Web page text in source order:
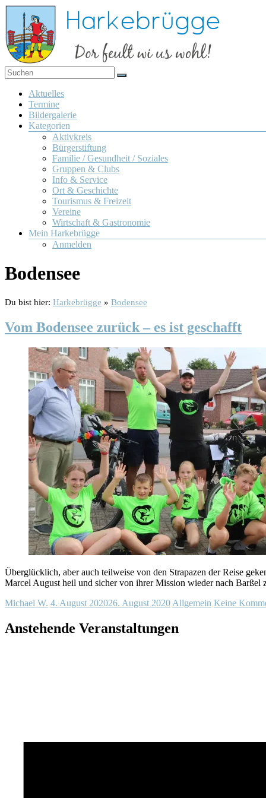
Zum
Inhalt
springen
Harkebrügge
Dor
feult
wi us
wohl!
Menü
Aktuelles
Termine
Bildergalerie
Kategorien
Aktivkreis
Bürgerstiftung
Familie / Gesundheit / Soziales
Gruppen & Clubs
Info & Service
Ort & Geschichte
Tourismus & Freizeit
Vereine
Wirtschaft & Gastronomie
Mein Harkebrügge
Anmelden
Bodensee
Du bist hier: Harkebrügge » Bodensee
Vom Bodensee zurück – es ist geschafft
Überglücklich, aber auch teilweise von den Strapazen der Reise
Marcel August heil und sicher von ihrer Mission wieder nach Barßel
Michael W. 4. August 202026. August 2020 Allgemein Keine
Anstehende Veranstaltungen